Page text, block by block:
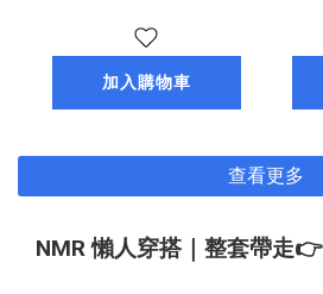
加入購物車
查看更多
NMR 懶人穿搭｜整套帶走👉